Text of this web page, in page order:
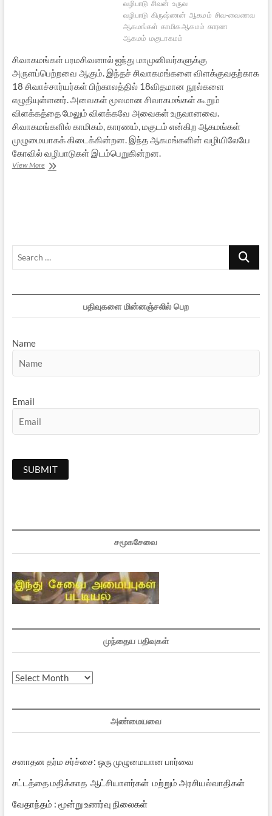
வழிபாடு சிவன் உருவ
வழிபாடு கிருஷ்ணன் ஆகமம் சிவ-வைணவ
ஆகமங்கள் காமிக ஆகமம் காரண
ஆகமம் மகுடாகமம்
சிவாகமங்கள் பரமசிவனால் ஐந்து மாமுனிவர்களுக்கு
அருளப்பெற்றவை ஆகும். இந்தச் சிவாகமங்களை விளக்குவதற்காக
18 சிவாச்சார்யர்கள் பிற்காலத்தில் 18விதமான நூல்களை
எழுதியுள்ளனர். அவைகள் மூலமான சிவாகமங்கள் கூறும்
விளக்கத்தை மேலும் விளக்கவே அவைகள் உருவானவை.
சிவாகமங்களில் காமிகம், காரணம், மகுடம் என்கிற ஆகமங்கள்
முழுமையாகக் கிடைக்கின்றன. இந்த ஆகமங்களின் வழியிலேயே
கோவில் வழிபாடுகள் இடம்பெறுகின்றன.
View Moreஆகமங்கள் கூறும் ஆலய வழிபாடு
Search
பதிவுகளை மின்னஞ்சலில் பெற
Name
Email
சமூகசேவை
முந்தைய பதிவுகள்
முந்தைய
அண்மையவை
சனாதன தர்ம சர்ச்சை: ஒரு முழுமையான பார்வை
சட்டத்தை மதிக்காத ஆட்சியாளர்கள் மற்றும் அரசியல்வாதிகள்
வேதாந்தம் : மூன்று உணர்வு நிலைகள்